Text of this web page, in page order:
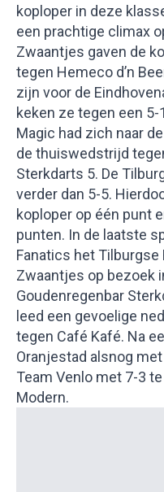
koploper in deze
een prachtige climax
Zwaantjes gaven de
tegen Hemeco d’n
zijn voor de
keken ze tegen een 5-
Magic had zich naar
de thuiswedstrijd
Sterkdarts 5. De
verder dan 5-5.
koploper op één punt
punten. In de laatste
Fanatics het Tilburgse
Zwaantjes op bezoek
Goudenregenbar
leed een gevoelige
tegen Café Kafé. Na
Oranjestad alsnog
Team Venlo met 7-3
Modern.